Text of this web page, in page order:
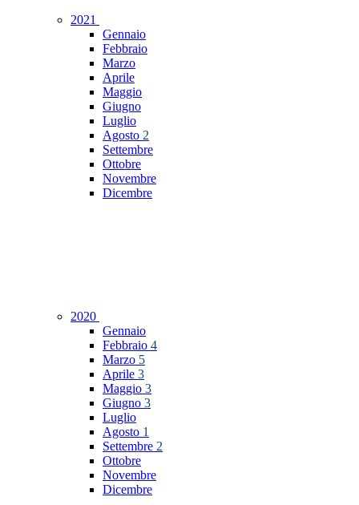
2021
Gennaio
Febbraio
Marzo
Aprile
Maggio
Giugno
Luglio
Agosto 2
Settembre
Ottobre
Novembre
Dicembre
2020
Gennaio
Febbraio 4
Marzo 5
Aprile 3
Maggio 3
Giugno 3
Luglio
Agosto 1
Settembre 2
Ottobre
Novembre
Dicembre